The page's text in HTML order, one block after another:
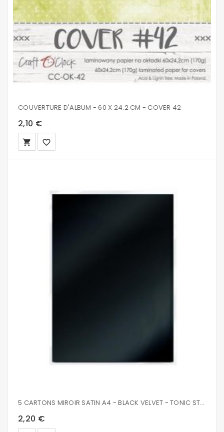
COUVERTURE D'ALBUM - 60 X 24.2 CM - COVER 42
2,10 €
local_grocery_store favorite_border
5 CARTONS MIROIR SATIN A4 - BLACK VELVET - TONIC STUDIOS
2,20 €